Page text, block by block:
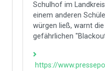
Schulhof im
einem anderen
würgen ließ, warnt
gefährlichen
https://